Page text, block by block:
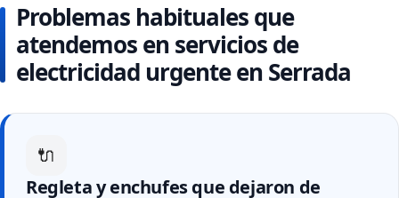
Problemas habituales que
atendemos en servicios de
electricidad urgente en Serrada
🔌
Regleta y enchufes que dejaron de